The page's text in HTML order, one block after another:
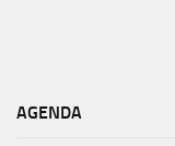
AGENDA